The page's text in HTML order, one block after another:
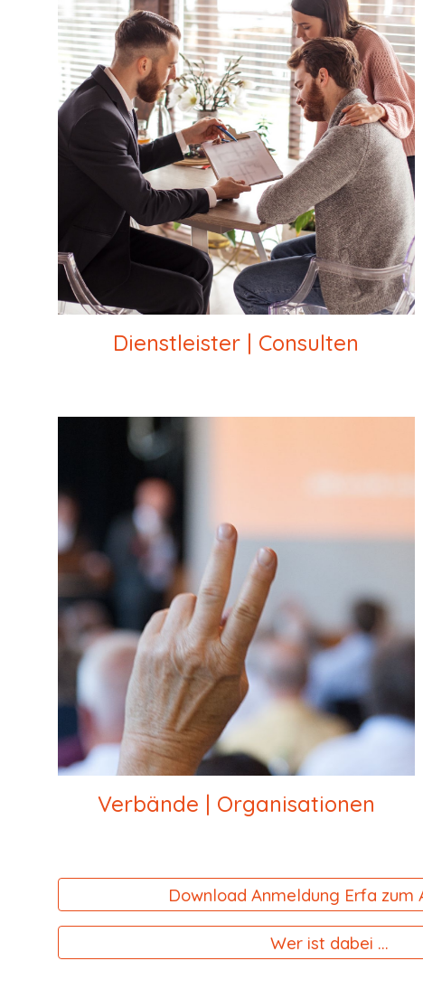
Dienstleister | Consulten
Verbände | Organisationen
Download Anmeldung Erfa zum
Wer ist dabei ...